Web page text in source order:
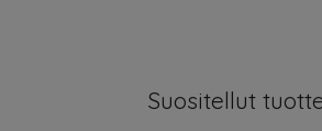
Suositellut